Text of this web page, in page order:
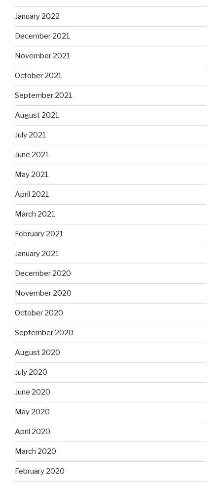
January 2022
December 2021
November 2021
October 2021
September 2021
August 2021
July 2021
June 2021
May 2021
April 2021
March 2021
February 2021
January 2021
December 2020
November 2020
October 2020
September 2020
August 2020
July 2020
June 2020
May 2020
April 2020
March 2020
February 2020